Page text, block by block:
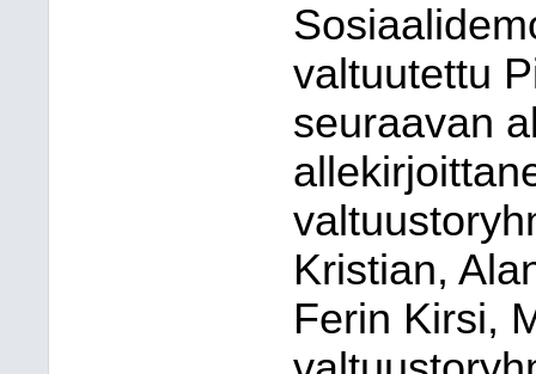
valtuutettu
seuraavan
Kristian,
Ferin Kirsi,